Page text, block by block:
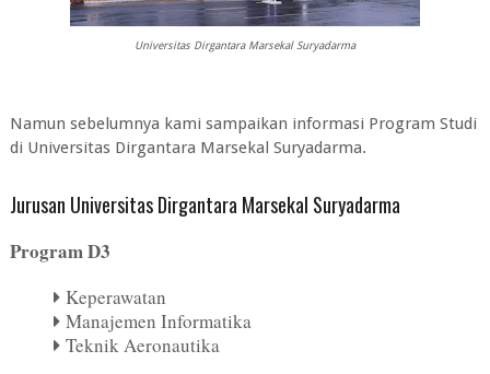
Universitas Dirgantara Marsekal Suryadarma
Namun sebelumnya kami sampaikan informasi Program Studi
di Universitas Dirgantara Marsekal Suryadarma.
Jurusan Universitas Dirgantara Marsekal Suryadarma
Program D3
Keperawatan
Manajemen Informatika
Teknik Aeronautika